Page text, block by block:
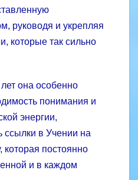
руководя и укрепляя
которые так сильно
она особенно
понимания и
энергии,
ссылки в Учении на
которая постоянно
и в каждом